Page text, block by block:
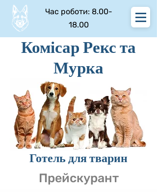
Час роботи: 8.00-
18.00
Комісар Рекс та
Мурка
Готель для тварин
Прейскурант